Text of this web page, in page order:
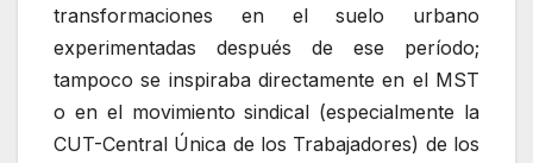
transformaciones en el suelo urbano
experimentadas después de ese período;
tampoco se inspiraba directamente en el MST
o en el movimiento sindical (especialmente la
CUT-Central Única de los Trabajadores) de los